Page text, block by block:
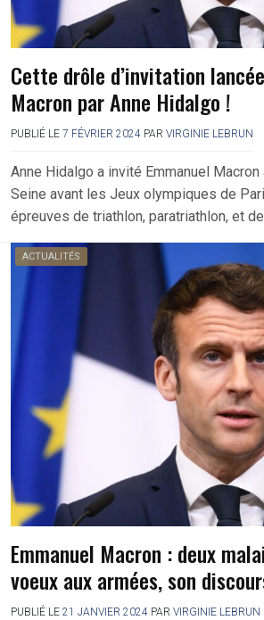
Cette drôle d’invitation
Macron par Anne Hidalgo !
PUBLIÉ LE 7 FÉVRIER 2024 PAR VIRGINIE LEBRUN
Anne Hidalgo a invité Emmanuel
Seine avant les Jeux olympiques de
épreuves de triathlon, paratriathlon, et
ACTUALITÉS
Emmanuel Macron : deux
voeux aux armées, son
PUBLIÉ LE 21 JANVIER 2024 PAR VIRGINIE LEBRUN